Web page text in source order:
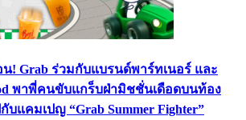
! Grab ร่วมกับแบรนด์พาร์ทเนอร์ และ
พาพี่คนขับแกร็บฝ่ามิชชั่นเดือดบนท้อง
แคมเปญ “Grab Summer Fighter”